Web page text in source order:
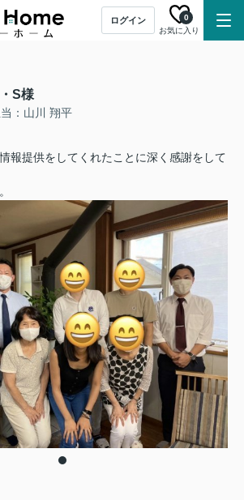
ログイン
お気に入り
0
S様
：山川 翔平
報提供をしてくれたことに深く感謝をして